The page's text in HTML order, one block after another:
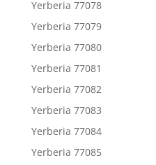
Yerberia 77078
Yerberia 77079
Yerberia 77080
Yerberia 77081
Yerberia 77082
Yerberia 77083
Yerberia 77084
Yerberia 77085